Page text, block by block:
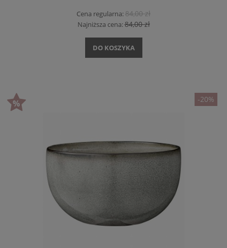
Cena regularna:84,00 zł
Najniższa cena:84,00 zł
DO KOSZYKA
-20%